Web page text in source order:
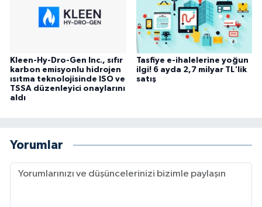
Kleen-Hy-Dro-Gen Inc., sıfır
karbon emisyonlu hidrojen
ısıtma teknolojisinde ISO ve
TSSA düzenleyici onaylarını
aldı
Tasfiye e-ihalelerine yoğun
ilgi! 6 ayda 2,7 milyar TL'lik
satış
Yorumlar